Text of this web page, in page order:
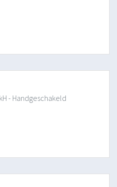
- Handgeschakeld